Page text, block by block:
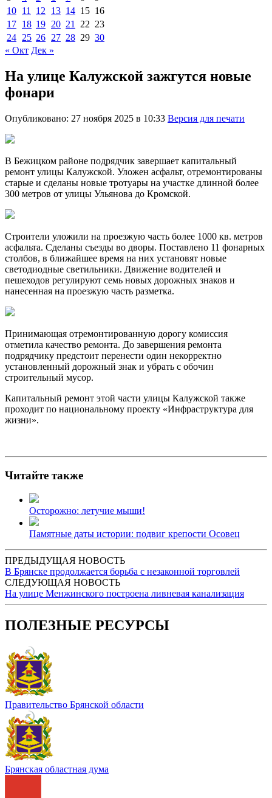
10 11 12 13 14 15 16
17 18 19 20 21 22 23
24 25 26 27 28 29 30
« Окт Дек »
На улице Калужской зажгутся новые
фонари
Опубликовано: 27 ноября 2025 в 10:33 Версия для печати
В Бежицком районе подрядчик завершает капитальный
ремонт улицы Калужской. Уложен асфальт, отремонтированы
старые и сделаны новые тротуары на участке длинной более
300 метров от улицы Ульянова до Кромской.
Строители уложили на проезжую часть более 1000 кв. метров
асфальта. Сделаны съезды во дворы. Поставлено 11 фонарных
столбов, в ближайшее время на них установят новые
светодиодные светильники. Движение водителей и
пешеходов регулируют семь новых дорожных знаков и
нанесенная на проезжую часть разметка.
Принимающая отремонтированную дорогу комиссия
отметила качество ремонта. До завершения ремонта
подрядчику предстоит перенести один некорректно
установленный дорожный знак и убрать с обочин
строительный мусор.
Капитальный ремонт этой части улицы Калужской также
проходит по национальному проекту «Инфраструктура для
жизни».
Читайте также
Осторожно: летучие мыши!
Памятные даты истории: подвиг крепости Осовец
ПРЕДЫДУЩАЯ НОВОСТЬ
В Брянске продолжается борьба с незаконной торговлей
СЛЕДУЮЩАЯ НОВОСТЬ
На улице Менжинского построена ливневая канализация
ПОЛЕЗНЫЕ РЕСУРСЫ
Правительство Брянской области
Брянская областная дума